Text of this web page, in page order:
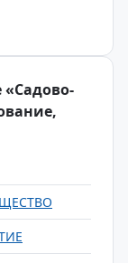
«Садово-